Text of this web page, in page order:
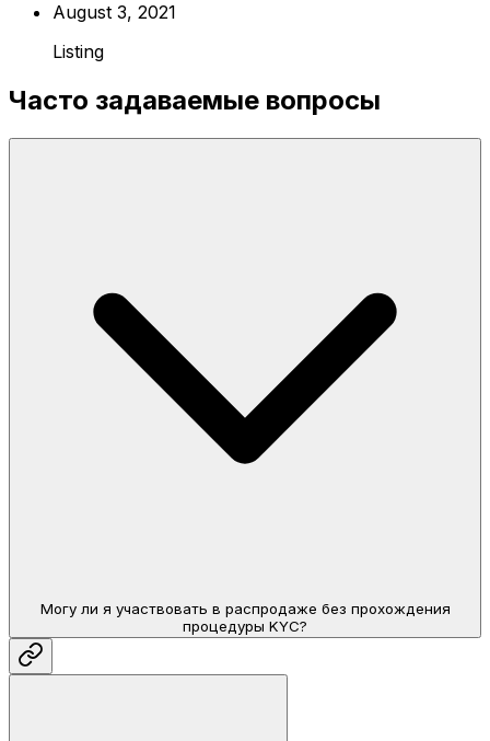
August 3, 2021
Listing
Часто задаваемые вопросы
Могу ли я участвовать в распродаже без прохождения
процедуры KYC?